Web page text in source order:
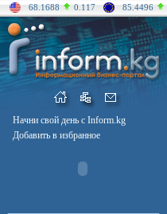
68.1688 0.117 85.4496
Начни свой день с Inform.kg
Добавить в избранное